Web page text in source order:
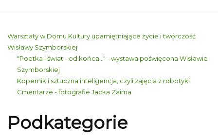
Warsztaty w Domu Kultury upamiętniające życie i twórczość
Wisławy Szymborskiej
"Poetka i świat - od końca..." - wystawa poświęcona Wisławie
Szymborskiej
Kopernik i sztuczna inteligencja, czyli zajęcia z robotyki
Cmentarze - fotografie Jacka Zaima
Podkategorie